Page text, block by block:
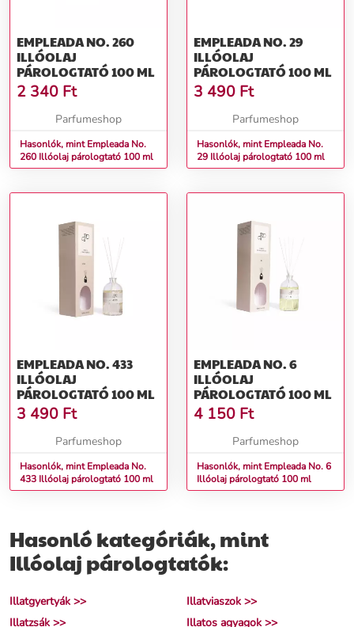
EMPLEADA NO. 260
ILLÓOLAJ
PÁROLOGTATÓ 100 ML
2 340 Ft
Parfumeshop
Hasonlók, mint Empleada No.
260 Illóolaj párologtató 100 ml
EMPLEADA NO. 29
ILLÓOLAJ
PÁROLOGTATÓ 100 ML
3 490 Ft
Parfumeshop
Hasonlók, mint Empleada No.
29 Illóolaj párologtató 100 ml
EMPLEADA NO. 433
ILLÓOLAJ
PÁROLOGTATÓ 100 ML
3 490 Ft
Parfumeshop
Hasonlók, mint Empleada No.
433 Illóolaj párologtató 100 ml
EMPLEADA NO. 6
ILLÓOLAJ
PÁROLOGTATÓ 100 ML
4 150 Ft
Parfumeshop
Hasonlók, mint Empleada No. 6
Illóolaj párologtató 100 ml
Hasonló kategóriák, mint
Illóolaj párologtatók:
Illatgyertyák >>
Illatviaszok >>
Illatzsák >>
Illatos agyagok >>